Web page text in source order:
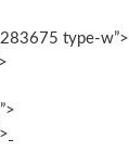
type-w”>